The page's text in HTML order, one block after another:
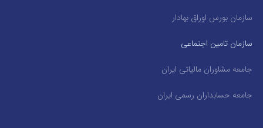
سازمان بورس اوراق بهادار
سازمان تامین اجتماعی
جامعه مشاوران مالیاتی ایران
جامعه حسابداران رسمی ایران